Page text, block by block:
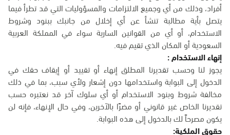
أفراد، وذلك من أي وجميع الالتزامات والمسؤوليات التي قد تطرأ فيما
يتصل بأية مطالبة تنشأ عن أي إخلال من جانبك ببنود وشروط
الاستخدام، أو أي من القوانين السارية سواء في المملكة العربية
السعودية أو المكان الذي تقيم فيه.
إنهاء الاستخدام :
يجوز لنا وحسب تقديرنا المطلق إنهاء أو تقييد أو إيقاف حقك في
الدخول إلى البوابة واستخدامها دون إشعار ولأي سبب، بما في ذلك
مخالفة شروط وبنود الاستخدام أو أي سلوك آخر قد نعتبره حسب
تقديرنا الخاص غير قانوني أو مضرًا بالآخرين، وفي حال الإنهاء، فإنه لن
يكون مصرحاً لك بالدخول إلى هذه البوابة.
حقوق الملكية: